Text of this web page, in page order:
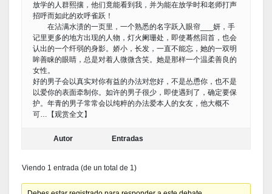
放学的人群熙攘，他们竟能看到我，并为能在放学时和老师打声
招呼而如此的欢呼雀跃！
在沾满水渍的一页里，一个熟悉的名字跃入眼帘___妍，手
记里更多的地方出现的人物，灯火阑珊处，即使蓦然回首，也会
认出的一个纤弱的身影。娇小，长发，一直不能忘，她的一双明
眸善睐的眼睛，总是对着人微微含笑。她是那样一个温柔善良的
女性。
好的男子会以真实对你有益的办法对您好，不是怂恿你，也不是
以爱你的表面牵制你。如许的男子很少，即使遇到了，确定要保
护。年青的男子常常会以纯粹的办法爱本人的女友，他大概不
可…【观赏全文】
Autor Entradas
Viendo 1 entrada (de un total de 1)